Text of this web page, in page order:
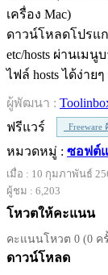
ดาวน์โหลดโปรแ
etc/hosts ผ่านเม
ไฟล์ hosts ได้ง่า
ผู้พัฒนา :
ฟรีแวร์
Freeware
หมวดหมู่ : ซอฟต์แ
เมื่อ : 10 กุมภาพันธ์
ผู้ชม : 6,203
โหวตให้คะแนน
คะแนนโหวต 0 (0 ค
ดาวน์โหลด